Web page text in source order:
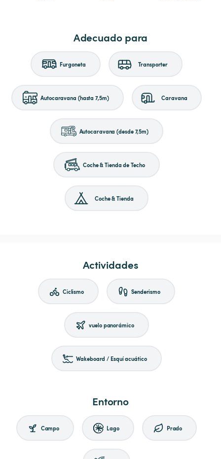
Adecuado para
Furgoneta Transporter
Autocaravana (hasta 7,5m) Caravana
Autocaravana (desde 7,5m)
Coche & Tienda de Techo
Coche & Tienda
Actividades
Ciclismo Senderismo
vuelo panorámico
Wakeboard / Esquí acuático
Entorno
Campo Lago Prado